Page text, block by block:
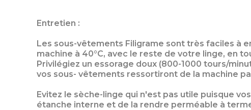
Entretien :
Les sous-vêtements Filigrame sont très faciles à
machine à 40°C, avec le reste de votre linge, en
Privilégiez un essorage doux (800-1000 tours/
vos sous- vêtements ressortiront de la machine
Evitez le sèche-linge qui n'est pas utile puisque
étanche interne et de la rendre perméable à